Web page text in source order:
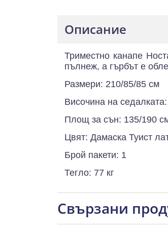
Описание
Триместно канапе
пълнеж, а гърбът е
Размери: 210/85/85 см
Височина на
Площ за сън: 135/190
Цвят: Дамаска Туист
Брой пакети: 1
Тегло: 77 кг
Свързани